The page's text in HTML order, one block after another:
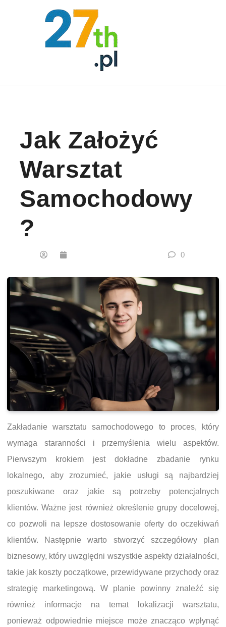
Jak Założyć
Warsztat
Samochodowy
?
0
Zakładanie warsztatu samochodowego to proces, który
wymaga staranności i przemyślenia wielu aspektów.
Pierwszym krokiem jest dokładne zbadanie rynku
lokalnego, aby zrozumieć, jakie usługi są najbardziej
poszukiwane oraz jakie są potrzeby potencjalnych
klientów. Ważne jest również określenie grupy docelowej,
co pozwoli na lepsze dostosowanie oferty do oczekiwań
klientów. Następnie warto stworzyć szczegółowy plan
biznesowy, który uwzględni wszystkie aspekty działalności,
takie jak koszty początkowe, przewidywane przychody oraz
strategię marketingową. W planie powinny znaleźć się
również informacje na temat lokalizacji warsztatu,
ponieważ odpowiednie miejsce może znacząco wpłynąć